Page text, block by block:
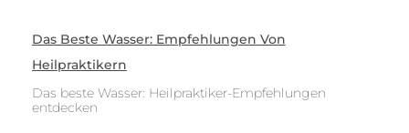
Das Beste Wasser: Empfehlungen Von
Heilpraktikern
Das beste Wasser: Heilpraktiker-Empfehlungen
entdecken